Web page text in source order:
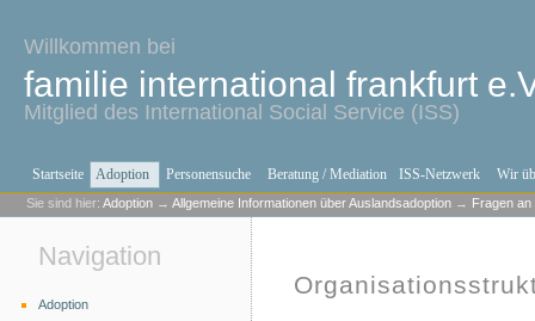
Willkommen bei
familie international frankfurt
Mitglied des International Social Service (ISS)
Startseite Adoption Personensuche Beratung / Mediation ISS-Netzwerk Wir
Sie sind hier: Adoption → Allgemeine Informationen über Auslandsadoption → Fragen an
Navigation
Adoption